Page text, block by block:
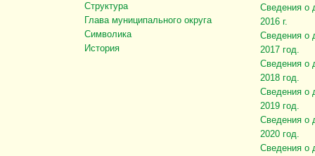
Структура
Глава муниципального округа
Символика
История
Сведения о
2016 г.
Сведения о
2017 год.
Сведения о
2018 год.
Сведения о
2019 год.
Сведения о
2020 год.
Сведения о